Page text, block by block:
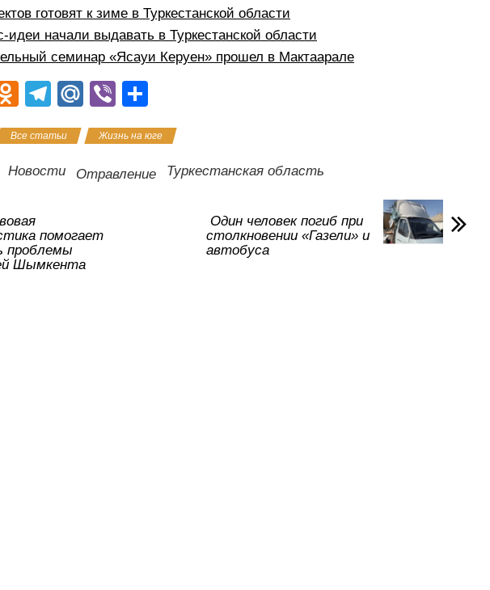
готовят к зиме в Туркестанской области
идеи начали выдавать в Туркестанской области
семинар «Ясауи Керуен» прошел в Мактаарале
O
n
o
a
ss
ni
T
e
gr
M
.R
u
Vi
er р
а
Все статьи Жизнь на юге
Новости Отравление Туркестанская область
помогает
проблемы
Шымкента
Один человек погиб при
столкновении «Газели» и
автобуса